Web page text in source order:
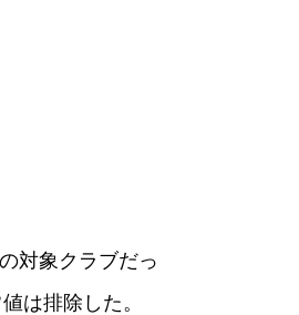
対象クラブだっ
は排除した。